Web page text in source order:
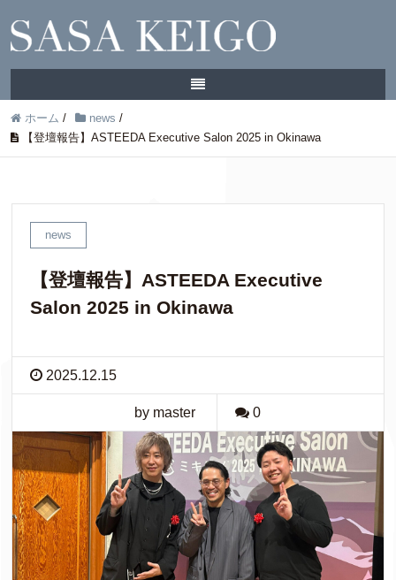
ホーム / news /
【登壇報告】ASTEEDA Executive Salon 2025 in Okinawa
news
【登壇報告】ASTEEDA Executive
Salon 2025 in Okinawa
2025.12.15
by master 0